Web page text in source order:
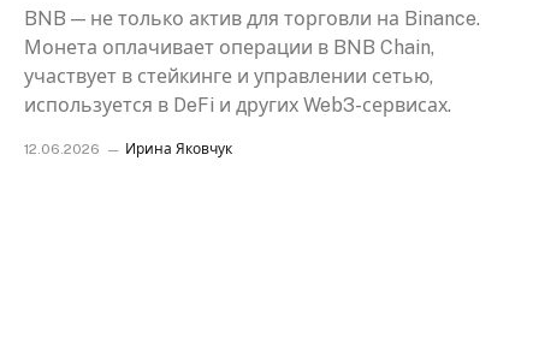
BNB — не только актив для торговли на Binance.
Монета оплачивает операции в BNB Chain,
участвует в стейкинге и управлении сетью,
используется в DeFi и других Web3-сервисах.
12.06.2026 Ирина Яковчук